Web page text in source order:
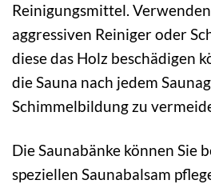
Reinigungsmittel.
aggressiven Reiniger oder
diese das Holz beschädigen
die Sauna nach jedem
Schimmelbildung zu
Die Saunabänke können Sie
speziellen Saunabalsam